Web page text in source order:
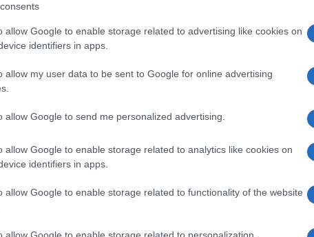
allow Google to enable storage related to advertising like cookies on
identifiers in apps.
allow my user data to be sent to Google for online advertising
allow Google to send me personalized advertising.
allow Google to enable storage related to analytics like cookies on
identifiers in apps.
allow Google to enable storage related to functionality of the website
allow Google to enable storage related to personalization.
di cattura orchestrata da una task force che
. Tuttavia, la mancanza di originalità è
con un villain che si rivela un traditore, un
La direzione di Olatunde Osunsanmi non
lasciando gli attori a recitare in modo
solitamente carismatica, appare spenta e